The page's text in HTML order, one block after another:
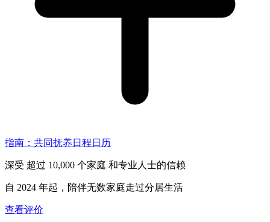
指南：共同抚养日程日历
深受 超过 10,000 个家庭 和专业人士的信赖
自 2024 年起，陪伴无数家庭走过分居生活
查看评价